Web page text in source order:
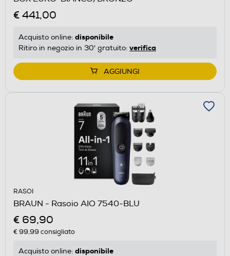
€ 441,00
Acquisto online: disponibile
Ritiro in negozio in 30' gratuito: verifica
AGGIUNGI
RASOI
BRAUN - Rasoio AIO 7540-BLU
€ 69,90
€ 99,99 consigliato
Acquisto online: disponibile